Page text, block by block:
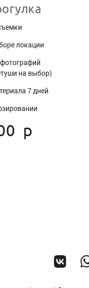
локации
на выбор)
7 дней
р